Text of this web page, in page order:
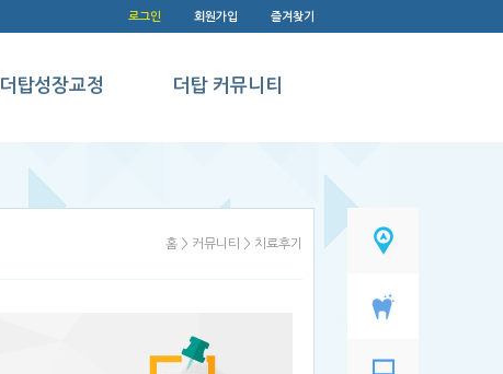
로그인 회원가입 즐겨찾기
더탑성장교정 더탑 커뮤니티
더탑성장교정
병원소식
전후사진
홈 > 커뮤니티 > 치료후기